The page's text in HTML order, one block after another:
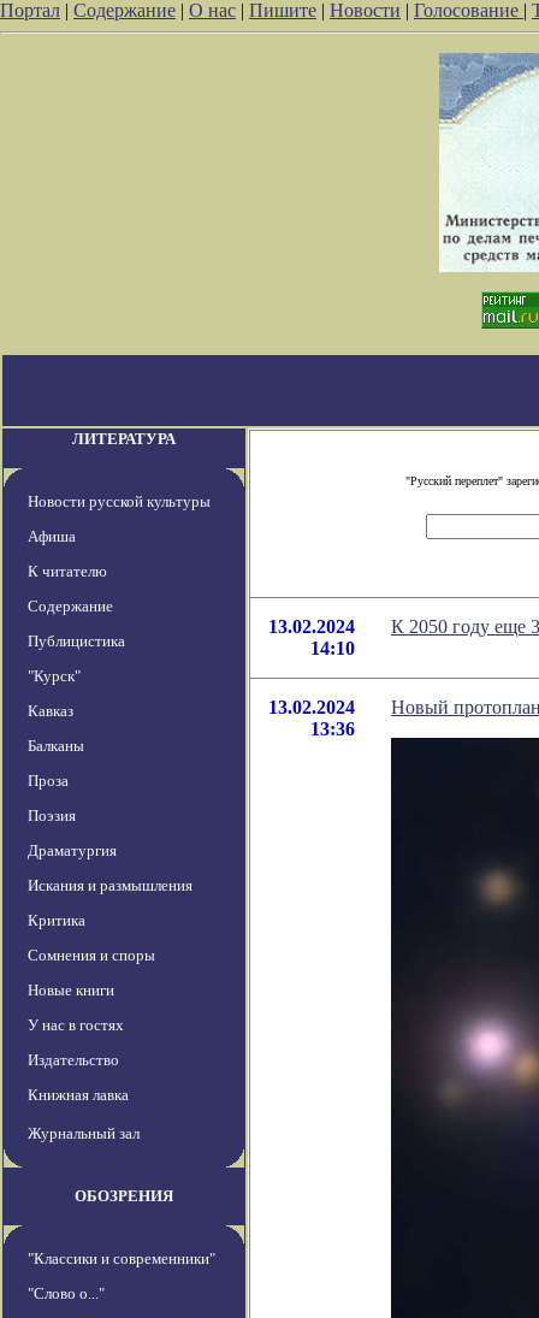
Портал | Содержание | О нас | Пишите | Новости | Голосование |
ЛИТЕРАТУРА
Новости русской культуры
Афиша
К читателю
Содержание
Публицистика
"Курск"
Кавказ
Балканы
Проза
Поэзия
Драматургия
Искания и размышления
Критика
Сомнения и споры
Новые книги
У нас в гостях
Издательство
Книжная лавка
Журнальный зал
ОБОЗРЕНИЯ
"Классики и современники"
"Слово о..."
"Русский переплет"
13.02.2024
14:10
К 2050 году еще
13.02.2024
13:36
Новый